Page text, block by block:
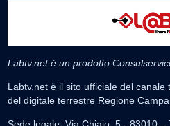
Labtv.net è un prodotto
Labtv.net è il sito ufficiale del
del digitale terrestre Regione